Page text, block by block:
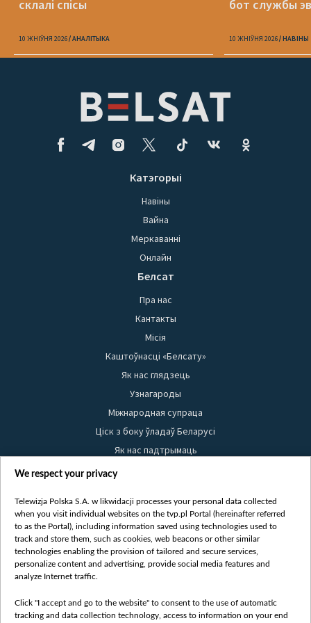
склалі спісы
10 ЖНІЎНЯ 2026 АНАЛІТЫКА
бот службы
10 ЖНІЎНЯ 2026 НАВІНЫ
Катэгорыі
Навіны
Вайна
Меркаванні
Онлайн
Белсат
Пра нас
Кантакты
Місія
Каштоўнасці «Белсату»
Як нас глядзець
Узнагароды
Міжнародная супраца
Ціск з боку ўладаў Беларусі
Як нас падтрымаць
Правілы выкарыстання матэрыялаў
Бяспека
Youtube
Белсат news
Белсат Shorts
Жэстачайшы мульт
We respect your privacy
Telewizja Polska S.A. w likwidacji processes your personal data collected
when you visit individual websites on the tvp.pl Portal (hereinafter referred
to as the Portal), including information saved using technologies used to
track and store them, such as cookies, web beacons or other similar
technologies enabling the provision of tailored and secure services,
personalize content and advertising, provide social media features and
analyze Internet traffic.
Click "I accept and go to the website" to consent to the use of automatic
tracking and data collection technology, access to information on your end